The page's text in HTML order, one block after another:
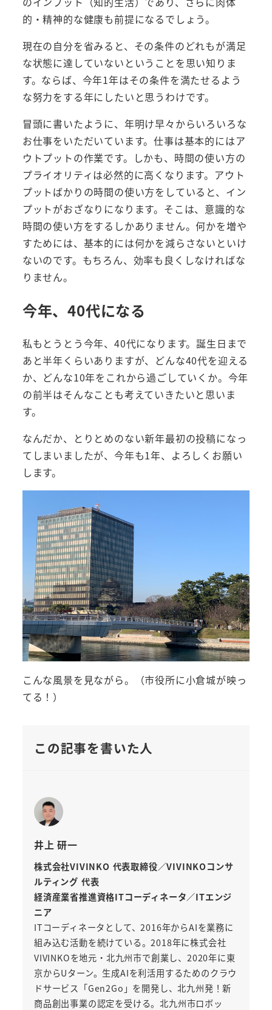
的・精神的な健康も前提になるでしょう。
現在の自分を省みると、その条件のどれもが満足
な状態に達していないということを思い知りま
す。ならば、今年1年はその条件を満たせるよう
な努力をする年にしたいと思うわけです。
冒頭に書いたように、年明け早々からいろいろな
お仕事をいただいています。仕事は基本的にはア
ウトプットの作業です。しかも、時間の使い方の
プライオリティは必然的に高くなります。アウト
プットばかりの時間の使い方をしていると、イン
プットがおざなりになります。そこは、意識的な
時間の使い方をするしかありません。何かを増や
すためには、基本的には何かを減らさないといけ
ないのです。もちろん、効率も良くしなければな
りません。
今年、40代になる
私もとうとう今年、40代になります。誕生日まで
あと半年くらいありますが、どんな40代を迎える
か、どんな10年をこれから過ごしていくか。今年
の前半はそんなことも考えていきたいと思いま
す。
なんだか、とりとめのない新年最初の投稿になっ
てしまいましたが、今年も1年、よろしくお願い
します。
こんな風景を見ながら。（市役所に小倉城が映っ
てる！）
この記事を書いた人
井上 研一
株式会社VIVINKO 代表取締役／VIVINKOコンサ
ルティング 代表
経済産業省推進資格ITコーディネータ／ITエンジ
ニア
ITコーディネータとして、2016年からAIを業務に
組み込む活動を続けている。2018年に株式会社
VIVINKOを地元・北九州市で創業し、2020年に東
京からUターン。生成AIを利活用するためのクラウ
ドサービス「Gen2Go」を開発し、北九州発！新
商品創出事業の認定を受ける。北九州市ロボッ